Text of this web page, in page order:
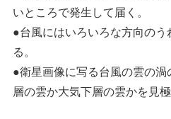
いところで発生して届く。
●台風にはいろいろな方向の
る。
●衛星画像に写る台風の雲の
層の雲か大気下層の雲かを見極